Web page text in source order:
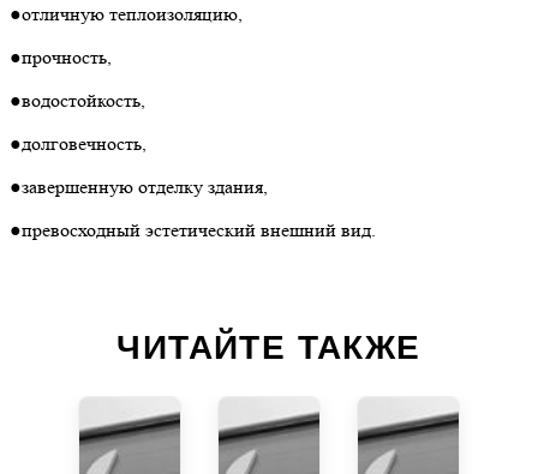
●отличную теплоизоляцию,
●прочность,
●водостойкость,
●долговечность,
●завершенную отделку здания,
●превосходный эстетический внешний вид.
ЧИТАЙТЕ ТАКЖЕ